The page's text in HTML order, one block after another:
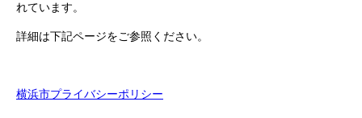
れています。
詳細は下記ページをご参照ください。
横浜市プライバシーポリシー